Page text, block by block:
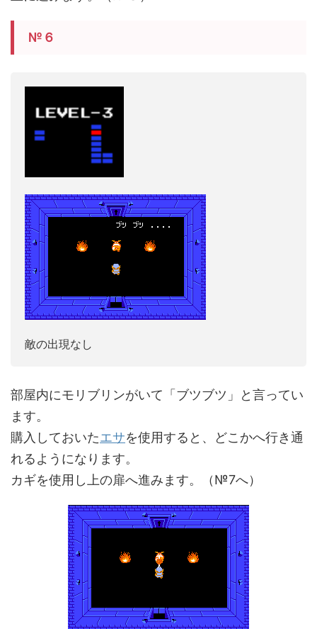
№６
敵の出現なし
部屋内にモリブリンがいて「ブツブツ」と言ってい
ます。
購入しておいたエサを使用すると、どこかへ行き通
れるようになります。
カギを使用し上の扉へ進みます。（№7へ）